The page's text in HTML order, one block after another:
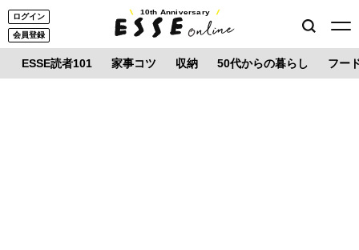
ログイン
会員登録
10th Anniversary
ESSE読者101 家事コツ 収納 50代からの暮らし フー